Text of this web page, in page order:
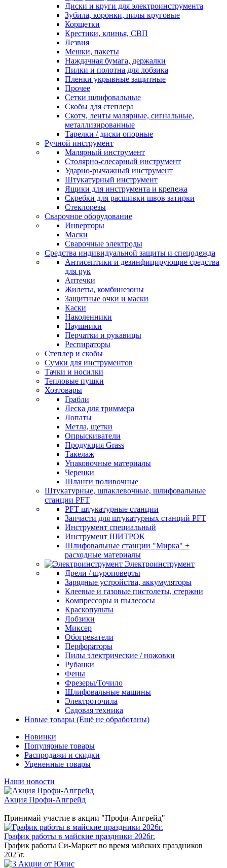
Диски и круги для электроинструмента
Зубила, коронки, пилы круговые
Корщетки
Крестики, клинья, СВП
Лезвия
Мешки, пакеты
Наждачная бумага, держалки
Пилки и полотна для лобзика
Пленки укрывные защитные
Прочее
Сетки шлифовальные
Скобы для степлера
Скотч, ленты малярные, сигнальные,
металлизированные
Тарелки / диски опорные
Ручной инструмент
Малярный инструмент
Столярно-слесарный инструмент
Ударно-рычажный инструмент
Штукатурный инструмент
Ящики для инструмента и крепежа
Скребки для расшивки швов затирки
Стеклорезы
Сварочное оборудование
Инверторы
Маски
Сварочные электроды
Средства индивидуальной защиты и спецодежда
Антисептики и дезинфицирующие средства
для рук
Аптечки
Жилеты, комбинезоны
Защитные очки и маски
Каски
Наколенники
Наушники
Перчатки и рукавицы
Респираторы
Степлер и скобы
Сумки для инструментов
Тачки и носилки
Тепловые пушки
Хозтовары
Грабли
Леска для триммера
Лопаты
Метла, щетки
Опрыскиватели
Продукция Grass
Такелаж
Упаковочные материалы
Черенки
Шланги поливочные
Штукатурные, шпаклевочные, шлифовальные
станции PFT
PFT штукатурные станции
Запчасти для штукатурных станций PFT
Инструмент специальный
Инструмент ШИТРОК
Шлифовальные станции "Мирка" +
расходные материалы
Электроинструмент
Дрели / шуроповерты
Зарядные устройства, аккумуляторы
Клеевые и газовые пистолеты, стержни
Компрессоры и пылесосы
Краскопульты
Лобзики
Миксер
Обогреватели
Перфораторы
Пилы электрические / ножовки
Рубанки
Фены
Фрезеры/Точило
Шлифовальные машины
Электроточила
Садовая техника
Новые товары (Ещё не обработаны)
Новинки
Популярные товары
Распродажи и скидки
Уцененные товары
Наши новости
Акция Профи-Апгрейд
Принимай участие в акции "Профи-Апгрейд"
График работы в майские праздники 2026г.
График работы Си-Маркет во время майских праздников
2025г.